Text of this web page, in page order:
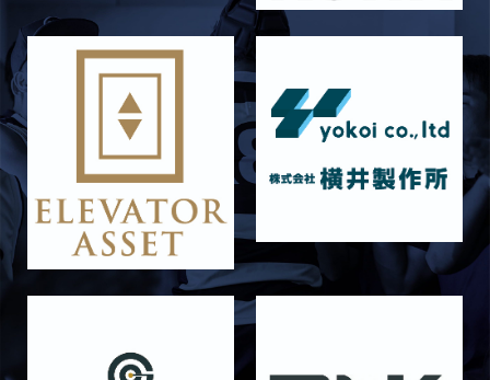
2026/06/19
STAFF blog
6月20日 花園大学
2026/06/16
STAFF blog
6月14日 島津製作所
2026/06/16
STAFF blog
6月13日 名城大学
2026/06/12
STAFF blog
【Rits Familyのバトン】vol. 1 北村瞬太郎
STAFF blog
【「イヤーブック2026」にお名前を掲載／サポ
ーター募集のお知らせ】
2026/05/31 STAFF blog